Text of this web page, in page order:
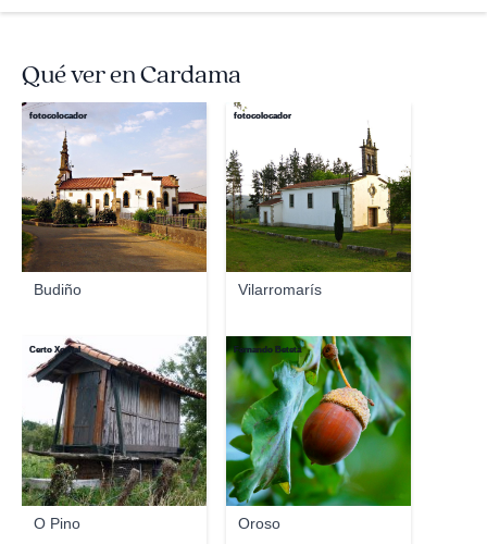
Qué ver en Cardama
Budiño
fotocolocador
Vilarromarís
fotocolocador
O Pino
Certo Xornal
Oroso
Fernando Beteta